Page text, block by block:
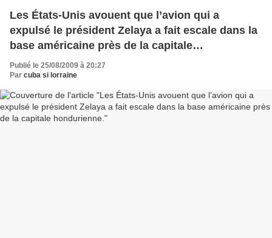
Les États-Unis avouent que l’avion qui a
expulsé le président Zelaya a fait escale dans la
base américaine près de la capitale
hondurienne.
Publié le 25/08/2009 à 20:27
Par cuba si lorraine